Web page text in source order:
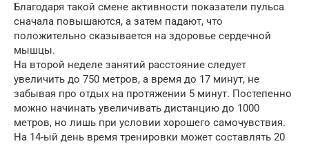
Благодаря такой смене активности показатели пульса
сначала повышаются, а затем падают, что
положительно сказывается на здоровье сердечной
мышцы.
На второй неделе занятий расстояние следует
увеличить до 750 метров, а время до 17 минут, не
забывая про отдых на протяжении 5 минут. Постепенно
можно начинать увеличивать дистанцию до 1000
метров, но лишь при условии хорошего самочувствия.
На 14-ый день время тренировки может составлять 20